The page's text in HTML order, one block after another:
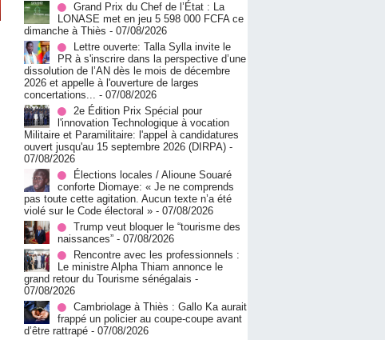
Grand Prix du Chef de l’État : La
LONASE met en jeu 5 598 000 FCFA ce
dimanche à Thiès - 07/08/2026
Lettre ouverte: Talla Sylla invite le
PR à s'inscrire dans la perspective d’une
dissolution de l’AN dès le mois de décembre
2026 et appelle à l'ouverture de larges
concertations... - 07/08/2026
2e Édition Prix Spécial pour
l'innovation Technologique à vocation
Militaire et Paramilitaire: l'appel à candidatures
ouvert jusqu'au 15 septembre 2026 (DIRPA) -
07/08/2026
Élections locales / Alioune Souaré
conforte Diomaye: « Je ne comprends
pas toute cette agitation. Aucun texte n’a été
violé sur le Code électoral » - 07/08/2026
Trump veut bloquer le “tourisme des
naissances” - 07/08/2026
Rencontre avec les professionnels :
Le ministre Alpha Thiam annonce le
grand retour du Tourisme sénégalais -
07/08/2026
Cambriolage à Thiès : Gallo Ka aurait
frappé un policier au coupe-coupe avant
d’être rattrapé - 07/08/2026